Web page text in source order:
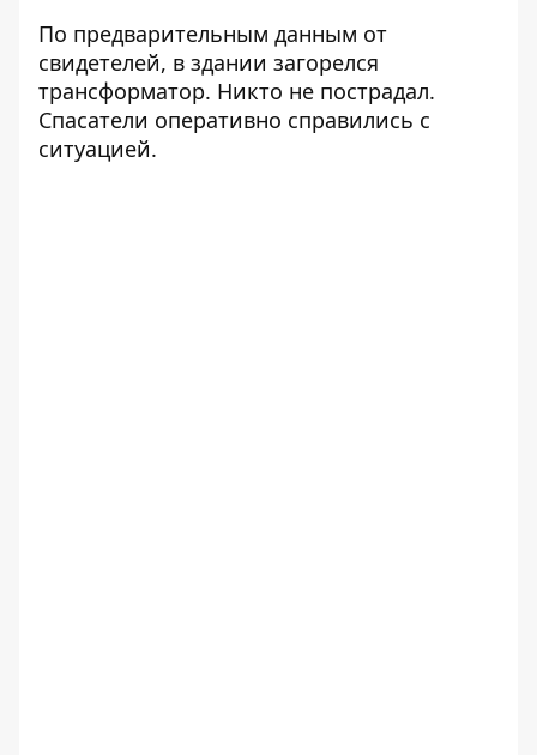
По предварительным данным от
свидетелей, в здании загорелся
трансформатор. Никто не пострадал.
Спасатели оперативно справились с
ситуацией.